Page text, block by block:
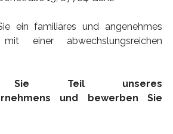
ein familiäres und angenehmes
mit einer abwechslungsreichen
Sie Teil unseres
und bewerben Sie